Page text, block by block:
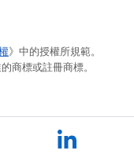
》中的授權所規範。
商標或註冊商標。